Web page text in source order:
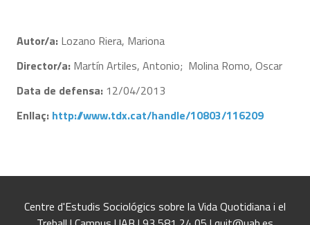
Autor/a: Lozano Riera, Mariona
Director/a: Martín Artiles, Antonio; Molina Romo, Oscar
Data de defensa: 12/04/2013
Enllaç: http://www.tdx.cat/handle/10803/116209
Centre d'Estudis Sociológics sobre la Vida Quotidiana i el